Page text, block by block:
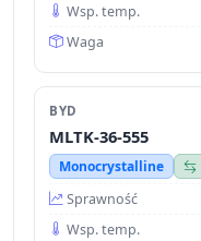
Wsp. temp.
Waga
BYD
MLTK-36-555
Monocrystalline
Sprawność
Wsp. temp.